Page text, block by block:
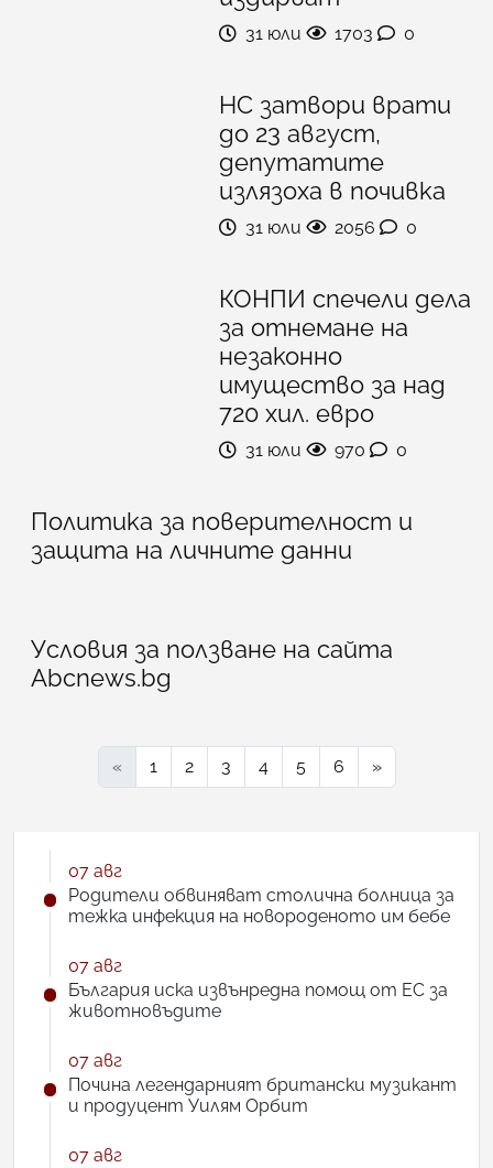
31 юли 1703 0
НС затвори врати
до 23 август,
депутатите
излязоха в почивка
31 юли 2056 0
КОНПИ спечели дела
за отнемане на
незаконно
имущество за над
720 хил. евро
31 юли 970 0
Политика за поверителност и
защита на личните данни
Условия за ползване на сайта
Abcnews.bg
« 1 2 3 4 5 6 »
07 авг
Родители обвиняват столична болница за
тежка инфекция на новороденото им бебе
07 авг
България иска извънредна помощ от ЕС за
животновъдите
07 авг
Почина легендарният британски музикант
и продуцент Уилям Орбит
07 авг